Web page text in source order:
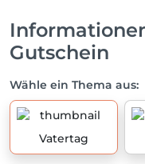
Gutschein
Wähle ein Thema aus:
Vatertag